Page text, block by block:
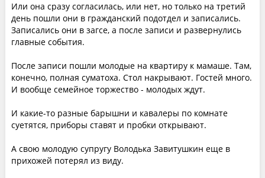
Или она сразу согласилась, или нет, но только на третий
день пошли они в гражданский подотдел и записались.
Записались они в загсе, а после записи и развернулись
главные события.
После записи пошли молодые на квартиру к мамаше. Там,
конечно, полная суматоха. Стол накрывают. Гостей много.
И вообще семейное торжество - молодых ждут.
И какие-то разные барышни и кавалеры по комнате
суетятся, приборы ставят и пробки открывают.
А свою молодую супругу Володька Завитушкин еще в
прихожей потерял из виду.